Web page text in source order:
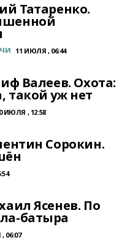
Татаренко.
11 ИЮЛЯ , 06:44
Валеев. Охота:
такой уж нет
ИЮЛЯ , 12:58
Сорокин.
Ясенев. По
батыра
06:07